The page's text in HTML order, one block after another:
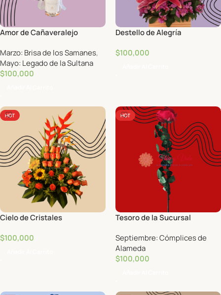
Amor de Cañaveralejo
Marzo: Brisa de los Samanes,
Mayo: Legado de la Sultana
$100,000
Destello de Alegría
$100,000
HOT
Cielo de Cristales
$100,000
HOT
Tesoro de la Sucursal
Septiembre: Cómplices de
Alameda
$100,000